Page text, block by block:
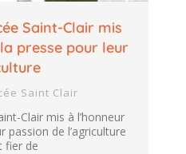
Saint-Clair mis
presse pour leur
Saint Clair
Clair mis à l’honneur
passion de l’agriculture
fier de